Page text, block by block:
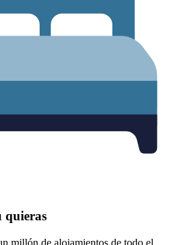
quieras
millón de alojamientos de todo el